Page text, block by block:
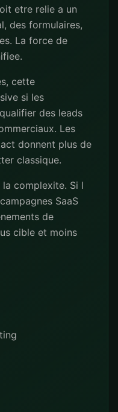
etre relie a un
des formulaires,
La force de
cette
si les
des leads
Les
donnent plus de
classique.
complexite. Si l
SaaS
de
cible et moins